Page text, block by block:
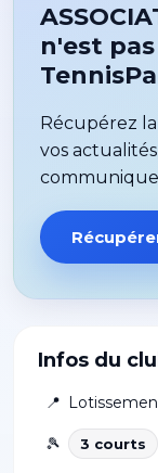
Infos du
📍
🎾 3 courts
n'est
Récupérez
vos